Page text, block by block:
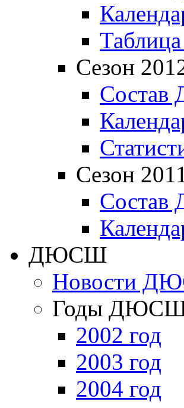
Сезон
Состав
Сезон
Состав
ДЮСШ
Новости
Годы
2002 год
2003 год
2004 год